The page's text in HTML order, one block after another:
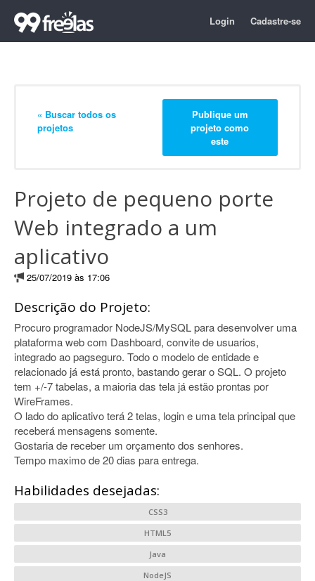
Login Cadastre-se
« Buscar todos os
projetos
Publique um
projeto como
este
Projeto de pequeno porte
Web integrado a um
aplicativo
25/07/2019 às 17:06
Descrição do Projeto:
Procuro programador NodeJS/MySQL para desenvolver uma
plataforma web com Dashboard, convite de usuarios,
integrado ao pagseguro. Todo o modelo de entidade e
relacionado já está pronto, bastando gerar o SQL. O projeto
tem +/-7 tabelas, a maioria das tela já estão prontas por
WireFrames.
O lado do aplicativo terá 2 telas, login e uma tela principal que
receberá mensagens somente.
Gostaria de receber um orçamento dos senhores.
Tempo maximo de 20 dias para entrega.
Habilidades desejadas:
CSS3
HTML5
Java
NodeJS